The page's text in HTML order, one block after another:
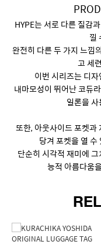
HYPE는 서로 다른 질감
낄
완전히 다른 두 가지 느낌
고 세
이번 시리즈는 디
내마모성이 뛰어난 코듀
일론을
또한, 아웃사이드 포켓과
당겨 포켓을 열
단순히 시각적 재미에
능적 아름다움